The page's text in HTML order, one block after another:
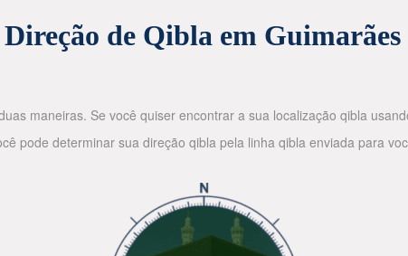
Direção de Qibla em Guimarães
maneiras. Se você quiser encontrar a sua localização qibla
pode determinar sua direção qibla pela linha qibla enviada para